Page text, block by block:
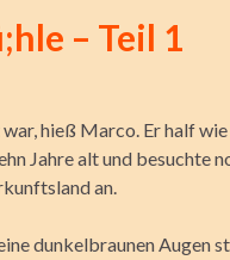
– Teil 1
hieß Marco. Er half wie
Jahre alt und besuchte
an.
dunkelbraunen Augen